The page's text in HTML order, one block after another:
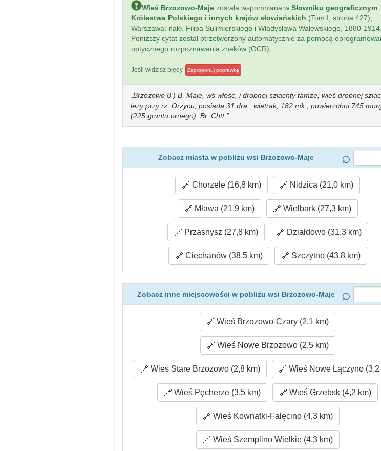
Wieś Brzozowo-Maje została wspomniana w Słowniku geograficznym
Królestwa Polskiego i innych krajów słowiańskich (Tom I, strona 427),
Warszawa: nakł. Filipa Sulimierskiego i Władysława Walewskiego, 1880-1914.
Poniższy cytat został ptrzetworzony automatycznie za pomocą
optycznego rozpoznawania znaków (OCR).
Jeśli widzisz błędy Zaproponuj poprawkę
Brzozowo 8.) B. Maje, wś włość, i drobnej szlachty tamże; wieś drobnej
leży przy rz. Orzycu, posiada 31 dra., wiatrak, 182 mk., powierzchni 745
(225 gruntu ornego). Br. Chtt.
Zobacz miasta w pobliżu wsi Brzozowo-Maje
Chorzele (16,8 km) Nidzica (21,0 km)
Mława (21,9 km) Wielbark (27,3 km)
Przasnysz (27,8 km) Działdowo (31,3 km)
Ciechanów (38,5 km) Szczytno (43,8 km)
Zobacz inne miejscowości w pobliżu wsi Brzozowo-Maje
Wieś Brzozowo-Czary (2,1 km)
Wieś Nowe Brzozowo (2,5 km)
Wieś Stare Brzozowo (2,8 km) Wieś Nowe Łączyno (3,2
Wieś Pęcherze (3,5 km) Wieś Grzebsk (4,2 km)
Wieś Kownatki-Falęcino (4,3 km)
Wieś Szemplino Wielkie (4,3 km)